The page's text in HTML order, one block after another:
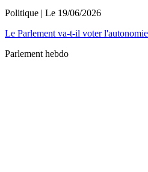
Politique | Le 19/06/2026
Le Parlement va-t-il voter
Parlement hebdo